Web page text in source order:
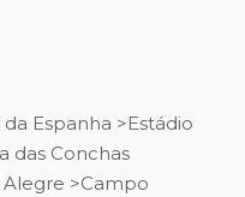
Espanha >Estádio
das Conchas
>Campo